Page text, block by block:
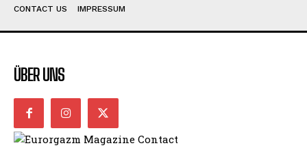
CONTACT US IMPRESSUM
ÜBER UNS